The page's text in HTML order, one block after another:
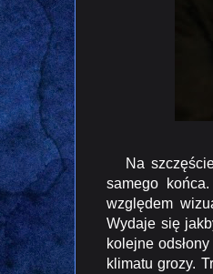
Na szczęście
samego
względem
Wydaje się
kolejne
klimatu grozy.